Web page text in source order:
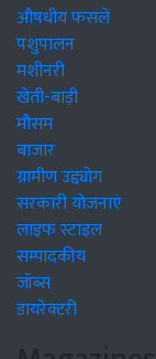
औषधीय फसलें
पशुपालन
मशीनरी
खेती-बाड़ी
मौसम
बाजार
ग्रामीण उद्द्योग
सरकारी योजनाएं
लाइफ स्टाइल
सम्पादकीय
जॉब्स
डायरेक्टरी